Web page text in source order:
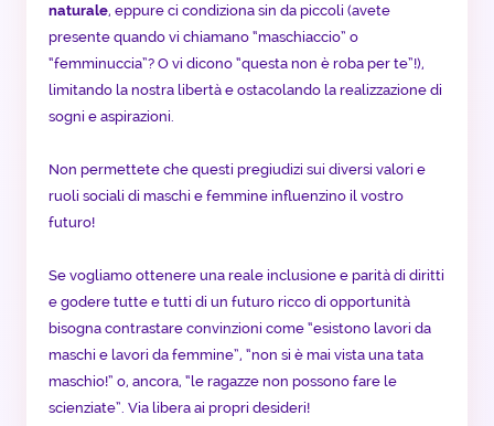
naturale, eppure ci condiziona sin da piccoli (avete
presente quando vi chiamano “maschiaccio” o
“femminuccia”? O vi dicono “questa non è roba per te”!),
limitando la nostra libertà e ostacolando la realizzazione di
sogni e aspirazioni.
Non permettete che questi pregiudizi sui diversi valori e
ruoli sociali di maschi e femmine influenzino il vostro
futuro!
Se vogliamo ottenere una reale inclusione e parità di diritti
e godere tutte e tutti di un futuro ricco di opportunità
bisogna contrastare convinzioni come “esistono lavori da
maschi e lavori da femmine”, “non si è mai vista una tata
maschio!” o, ancora, “le ragazze non possono fare le
scienziate”. Via libera ai propri desideri!